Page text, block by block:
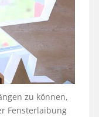
zu können,
Fensterlaibung